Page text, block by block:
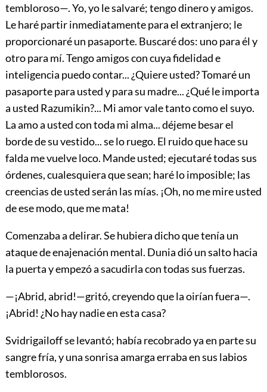
tembloroso—. Yo, yo le salvaré; tengo dinero y amigos.
Le haré partir inmediatamente para el extranjero; le
proporcionaré un pasaporte. Buscaré dos: uno para él y
otro para mí. Tengo amigos con cuya fidelidad e
inteligencia puedo contar... ¿Quiere usted? Tomaré un
pasaporte para usted y para su madre... ¿Qué le importa
a usted Razumikin?... Mi amor vale tanto como el suyo.
La amo a usted con toda mi alma... déjeme besar el
borde de su vestido... se lo ruego. El ruido que hace su
falda me vuelve loco. Mande usted; ejecutaré todas sus
órdenes, cualesquiera que sean; haré lo imposible; las
creencias de usted serán las mías. ¡Oh, no me mire usted
de ese modo, que me mata!
Comenzaba a delirar. Se hubiera dicho que tenía un
ataque de enajenación mental. Dunia dió un salto hacia
la puerta y empezó a sacudirla con todas sus fuerzas.
—¡Abrid, abrid!—gritó, creyendo que la oirían fuera—.
¡Abrid! ¿No hay nadie en esta casa?
Svidrigailoff se levantó; había recobrado ya en parte su
sangre fría, y una sonrisa amarga erraba en sus labios
temblorosos.